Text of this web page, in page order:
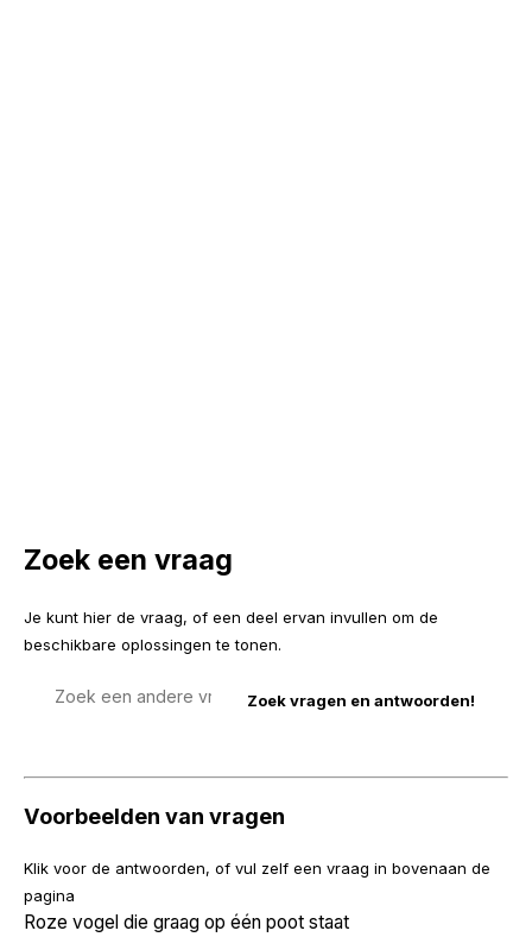
Zoek een vraag
Je kunt hier de vraag, of een deel ervan invullen om de
beschikbare oplossingen te tonen.
Voorbeelden van vragen
Klik voor de antwoorden, of vul zelf een vraag in bovenaan de
pagina
Roze vogel die graag op één poot staat